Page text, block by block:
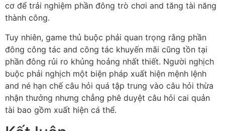
cơ để trải nghiệm phần đông trò chơi and tăng tài năng
thành công.
Tuy nhiên, game thủ buộc phải quan trọng rằng phần
đông công tác and công tác khuyến mãi cũng tồn tại
phần đông rủi ro khủng hoảng nhất thiết. Người nghịch
buộc phải nghịch một biện pháp xuất hiện mệnh lệnh
and né hạn chế câu hỏi quá tập trung vào câu hỏi thừa
nhận thưởng nhưng chẳng phê duyệt câu hỏi cai quản
tài bao gồm xuất hiện cá thể.